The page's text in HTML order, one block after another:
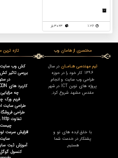
1:26 3023 بار
مختصری از هامان وب
تیم مهندسی هـامـان در سال
1396 کار خود را در حوزه
طراحی وب سایت و انجام
پروژه های نوین ICT در شهر
مقدس مشهد شروع کرد.
با خلق ایده های نو و
پشتکار در خدمت شما
هستیم.
تازه ترین
کش وب
بررسی تاثیر
در
چه مزایایی
فریم ورک
طراحی سایت
طراحی
افزایش سرعت
سایت
آموزش ثبت